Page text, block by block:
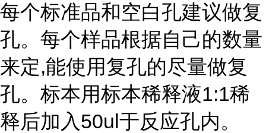
每个标准品和空白孔建议做复
孔。每个样品根据自己的数量
来定,能使用复孔的尽量做复
孔。标本用标本稀释液1:1稀
释后加入50ul于反应孔内。